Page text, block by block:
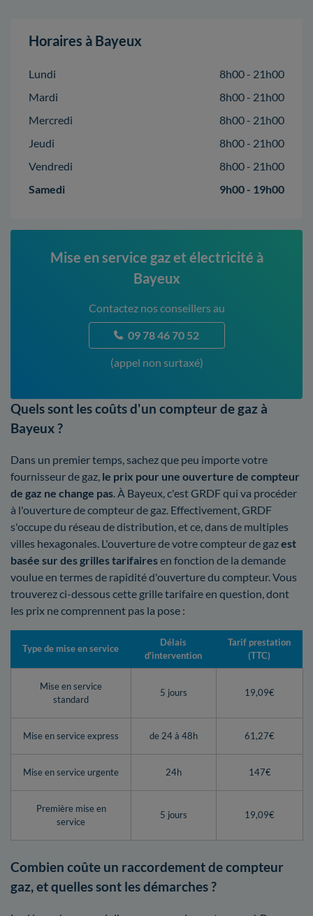
Horaires à Bayeux
Lundi
8h00 - 21h00
Mardi
8h00 - 21h00
Mercredi
8h00 - 21h00
Jeudi
8h00 - 21h00
Vendredi
8h00 - 21h00
Samedi
9h00 - 19h00
Mise en service gaz et électricité à
Bayeux
Contactez nos conseillers au
09 78 46 70 52
(appel non surtaxé)
Quels sont les coûts d'un compteur de gaz à
Bayeux ?
Dans un premier temps, sachez que peu importe votre
fournisseur de gaz, le prix pour une ouverture de compteur
de gaz ne change pas. À Bayeux, c'est GRDF qui va procéder
à l'ouverture de compteur de gaz. Effectivement, GRDF
s'occupe du réseau de distribution, et ce, dans de multiples
villes hexagonales. L'ouverture de votre compteur de gazest
basée sur des grilles tarifairesen fonction de la demande
voulue en termes de rapidité d'ouverture du compteur. Vous
trouverez ci-dessous cette grille tarifaire en question, dont
les prix ne comprennent pas la pose :
Type de mise en service
Délais
d'intervention
Tarif prestation
(TTC)
Mise en service
standard
5 jours 19,09€
Mise en service express de 24 à 48h 61,27€
Mise en service urgente 24h 147€
Première mise en
service
5 jours 19,09€
Combien coûte un raccordement de compteur
gaz, et quelles sont les démarches ?